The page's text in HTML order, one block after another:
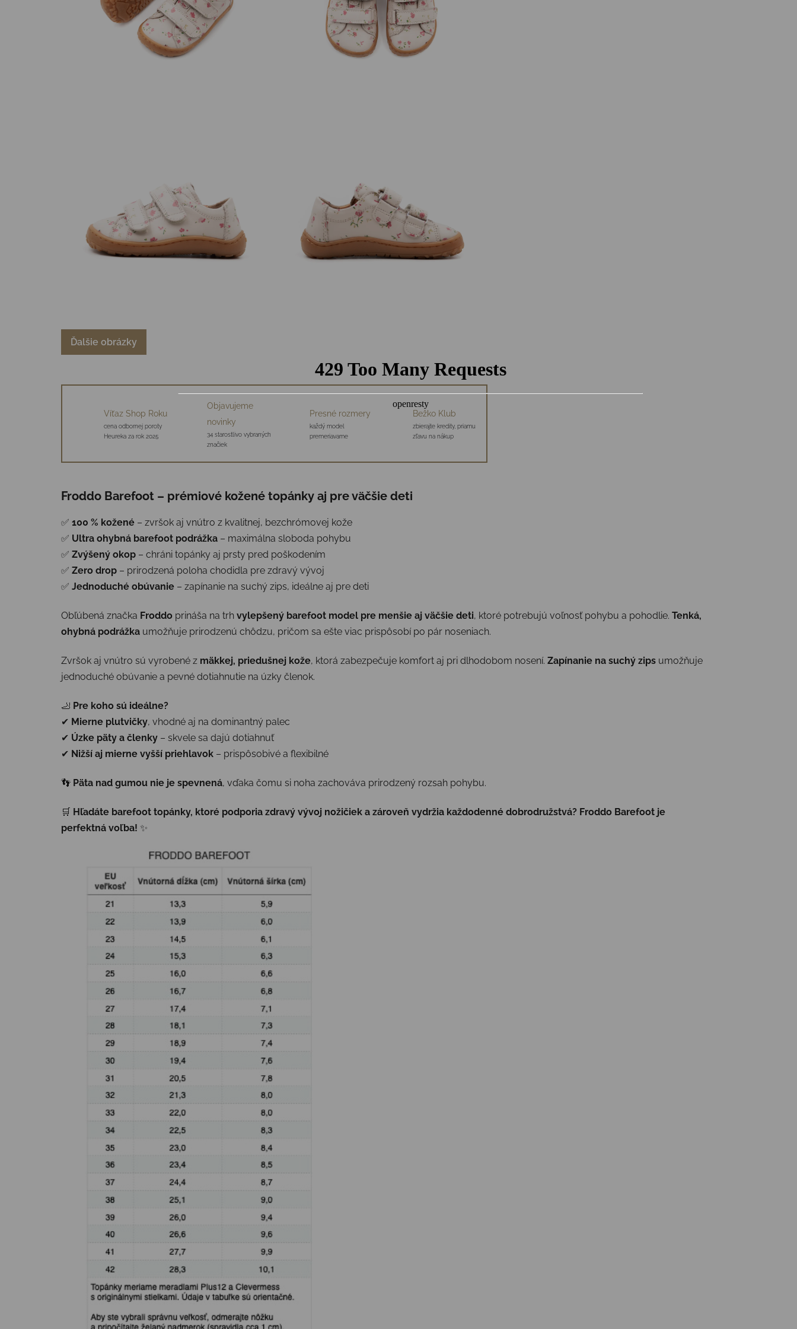
Ďalšie obrázky
Víťaz Shop Roku
cena odbornej poroty
Heureka za rok 2025
Objavujeme
novinky
34 starostlivo vybraných
značiek
Presné rozmery
každý model
premeriavame
Bežko Klub
zbierajte kredity, priamu
zľavu na nákup
Froddo Barefoot – prémiové kožené topánky aj pre väčšie deti
✅ 100 % kožené – zvršok aj vnútro z kvalitnej, bezchrómovej kože
✅ Ultra ohybná barefoot podrážka – maximálna sloboda pohybu
✅ Zvýšený okop – chráni topánky aj prsty pred poškodením
✅ Zero drop – prirodzená poloha chodidla pre zdravý vývoj
✅ Jednoduché obúvanie – zapínanie na suchý zips, ideálne aj pre deti
Obľúbená značka Froddo prináša na trh vylepšený barefoot model pre menšie aj väčšie deti, ktoré potrebujú voľnosť pohybu a pohodlie. Tenká,
ohybná podrážka umožňuje prirodzenú chôdzu, pričom sa ešte viac prispôsobí po pár noseniach.
Zvršok aj vnútro sú vyrobené z mäkkej, priedušnej kože, ktorá zabezpečuje komfort aj pri dlhodobom nosení. Zapínanie na suchý zips umožňuje
jednoduché obúvanie a pevné dotiahnutie na úzky členok.
🦶 Pre koho sú ideálne?
✔ Mierne plutvičky, vhodné aj na dominantný palec
✔ Úzke päty a členky – skvele sa dajú dotiahnuť
✔ Nižší aj mierne vyšší priehlavok – prispôsobivé a flexibilné
👣 Päta nad gumou nie je spevnená, vďaka čomu si noha zachováva prirodzený rozsah pohybu.
🛒 Hľadáte barefoot topánky, ktoré podporia zdravý vývoj nožičiek a zároveň vydržia každodenné dobrodružstvá? Froddo Barefoot je
perfektná voľba! ✨